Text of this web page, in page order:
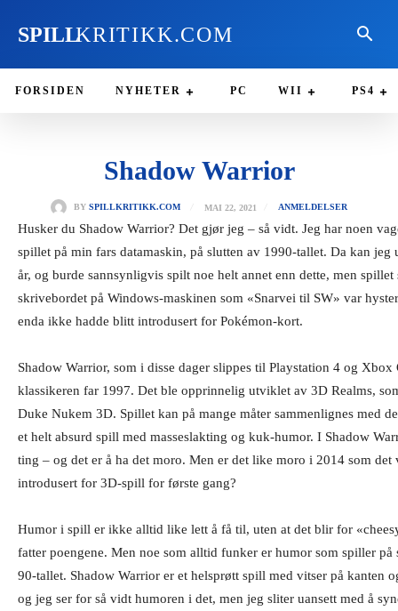
SPILLKRITIKK.COM
FORSIDEN NYHETER PC WII PS4
Shadow Warrior
BY SPILLKRITIKK.COM MAI 22, 2021 ANMELDELSER
Husker du Shadow Warrior? Det gjør jeg – så vidt. Jeg har noen
spillet på min fars datamaskin, på slutten av 1990-tallet. Da kan
år, og burde sannsynligvis spilt noe helt annet enn dette, men
skrivebordet på Windows-maskinen som «Snarvei til SW» var
enda ikke hadde blitt introdusert for Pokémon-kort.
Shadow Warrior, som i disse dager slippes til Playstation 4 og Xbox
klassikeren far 1997. Det ble opprinnelig utviklet av 3D Realms,
Duke Nukem 3D. Spillet kan på mange måter sammenlignes med
et helt absurd spill med masseslakting og kuk-humor. I Shadow
ting – og det er å ha det moro. Men er det like moro i 2014 som det
introdusert for 3D-spill for første gang?
Humor i spill er ikke alltid like lett å få til, uten at det blir for
fatter poengene. Men noe som alltid funker er humor som spiller
90-tallet. Shadow Warrior er et helsprøtt spill med vitser på kanten
og jeg ser for så vidt humoren i det, men jeg sliter uansett med å